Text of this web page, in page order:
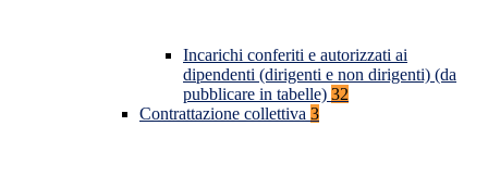
Incarichi conferiti e autorizzati ai
dipendenti (dirigenti e non dirigenti) (da
pubblicare in tabelle) 32
Contrattazione collettiva 3